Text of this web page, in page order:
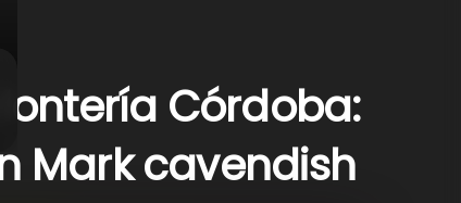
Córdoba:
Mark cavendish